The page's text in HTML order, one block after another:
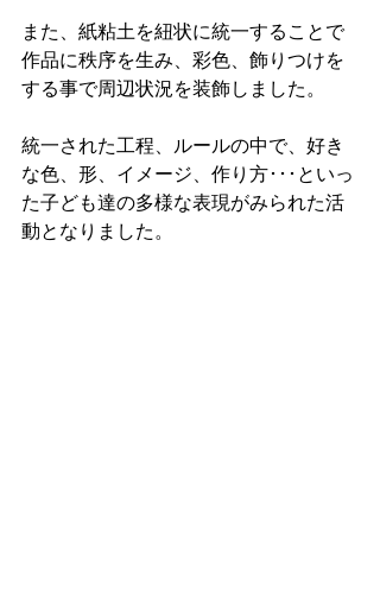
また、紙粘土を紐状に統一することで
作品に秩序を生み、彩色、飾りつけを
する事で周辺状況を装飾しました。
統一された工程、ルールの中で、好き
な色、形、イメージ、作り方･･･といっ
た子ども達の多様な表現がみられた活
動となりました。